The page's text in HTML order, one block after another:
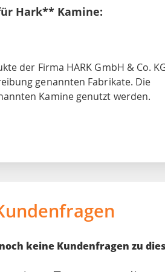
Hark** Kamine:
der Firma HARK GmbH & Co.
genannten Fabrikate. Die
Kamine genutzt werden.
keine Kundenfragen zu